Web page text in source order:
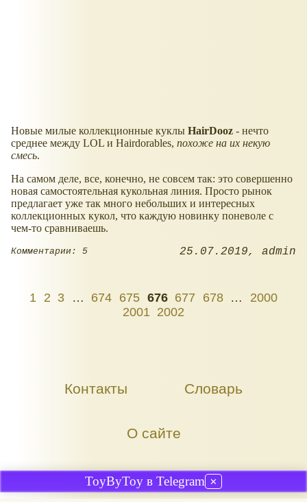
Новые милые коллекционные куклы HairDooz - нечто
среднее между LOL и Hairdorables, похоже на их некую
смесь.
На самом деле, все, конечно, не совсем так: это совершенно
новая самостоятельная кукольная линия. Просто рынок
предлагает уже так много небольших и интересных
коллекционных кукол, что каждую новинку поневоле с
чем-то сравниваешь.
Комментарии: 5 25.07.2019 admin
1 2 3 … 674 675 676 677 678 …
2000
2001 2002
Контакты Словарь
О сайте
ToyByToy в Telegram ✕